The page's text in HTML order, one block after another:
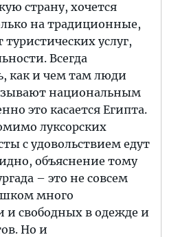
страну, хочется
на традиционные,
услуг,
Всегда
как и чем там люди
национальным
это касается Египта.
луксорских
с удовольствием едут
объяснение тому
– это не совсем
много
и свободных в одежде и
Но и